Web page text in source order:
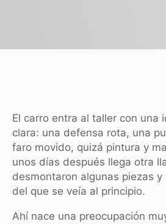
El carro entra al taller con una
clara: una defensa rota, una
faro movido, quizá pintura y
unos días después llega otra
desmontaron algunas piezas
del que se veía al principio.
Ahí nace una preocupación